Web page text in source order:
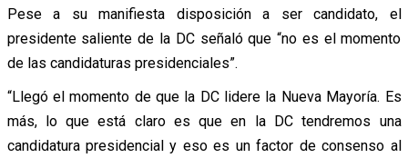
Pese a su manifiesta disposición a ser candidato, el
presidente saliente de la DC señaló que “no es el momento
de las candidaturas presidenciales”.
“Llegó el momento de que la DC lidere la Nueva Mayoría. Es
más, lo que está claro es que en la DC tendremos una
candidatura presidencial y eso es un factor de consenso al